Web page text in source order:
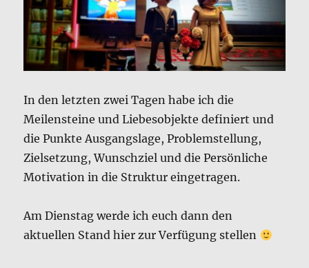
In den letzten zwei Tagen habe ich die
Meilensteine und Liebesobjekte definiert und
die Punkte Ausgangslage, Problemstellung,
Zielsetzung, Wunschziel und die Persönliche
Motivation in die Struktur eingetragen.
Am Dienstag werde ich euch dann den
aktuellen Stand hier zur Verfügung stellen